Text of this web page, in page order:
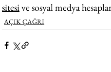
sitesi ve sosyal medya
AÇIK ÇAĞRI